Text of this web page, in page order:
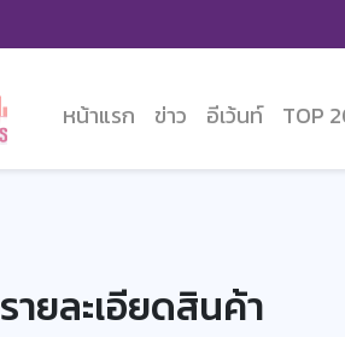
หน้าแรก ข่าว อีเว้นท์ TOP
รายละเอียดสินค้า